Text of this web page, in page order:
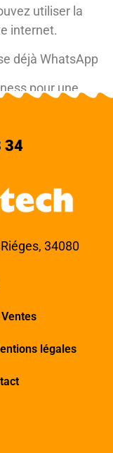
utiliser la
internet.
déjà WhatsApp
pour une
34
34080
légales